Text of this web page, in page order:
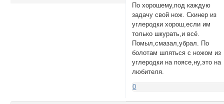
По хорошему,под каждую
задачу свой нож. Скинер из
углеродки хорош,если им
только шкурать,и всё.
Помыл,смазал,убрал. По
болотам шляться с ножом из
углеродки на поясе,ну,это на
любителя.
0